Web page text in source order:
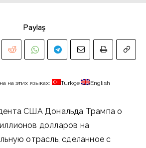
Paylaş
на этих языках: Türkçe English
США Дональда Трампа о
долларов на
отрасль, сделанное с